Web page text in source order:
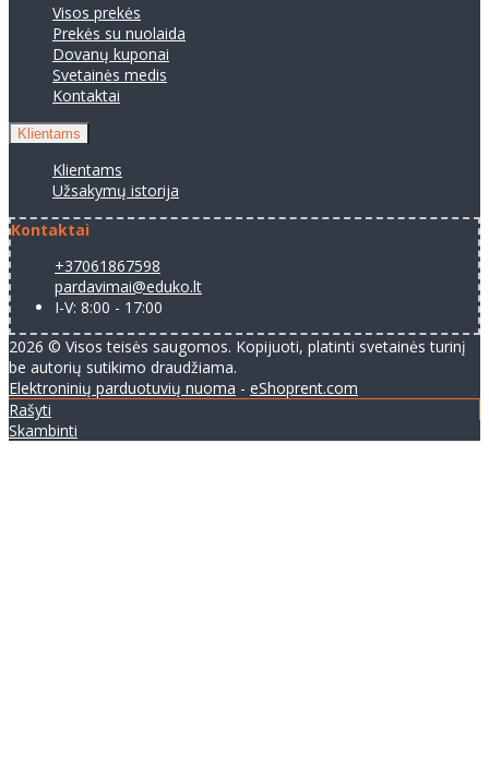
Visos prekės
Prekės su nuolaida
Dovanų kuponai
Svetainės medis
Kontaktai
Klientams
Klientams
Užsakymų istorija
Kontaktai
+37061867598
pardavimai@eduko.lt
I-V: 8:00 - 17:00
2026 © Visos teisės saugomos. Kopijuoti, platinti svetainės turinį
be autorių sutikimo draudžiama.
Elektroninių parduotuvių nuoma - eShoprent.com
Rašyti
Skambinti